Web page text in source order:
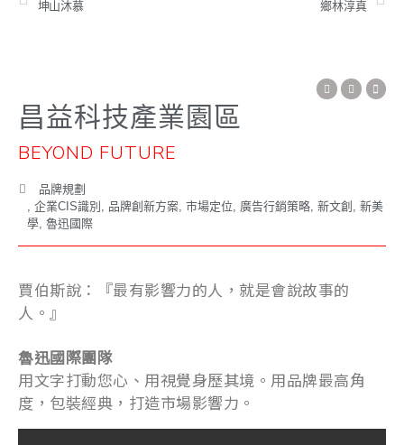
坤山沐慕 鄉林淳真
昌益科技產業園區
BEYOND FUTURE
品牌規劃
, 企業CIS識別 , 品牌創新方案, 市場定位, 廣告行銷策略, 新文創 , 新美
學, 魯迅國際
賈伯斯說：『最有影響力的人，就是會說故事的
人。』
魯迅國際團隊
用文字打動您心、用視覺身歷其境。用品牌最高角
度，包裝經典，打造市場影響力。